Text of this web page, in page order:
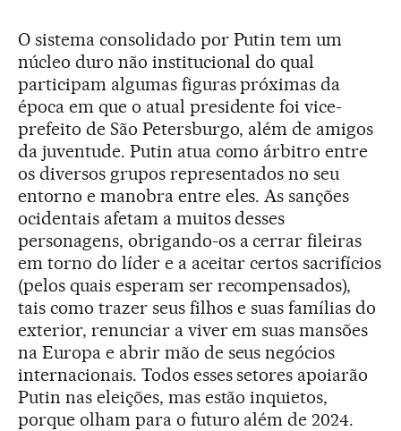
O sistema consolidado por Putin tem um
núcleo duro não institucional do qual
participam algumas figuras próximas da
época em que o atual presidente foi vice-
prefeito de São Petersburgo, além de amigos
da juventude. Putin atua como árbitro entre
os diversos grupos representados no seu
entorno e manobra entre eles. As sanções
ocidentais afetam a muitos desses
personagens, obrigando-os a cerrar fileiras
em torno do líder e a aceitar certos sacrifícios
(pelos quais esperam ser recompensados),
tais como trazer seus filhos e suas famílias do
exterior, renunciar a viver em suas mansões
na Europa e abrir mão de seus negócios
internacionais. Todos esses setores apoiarão
Putin nas eleições, mas estão inquietos,
porque olham para o futuro além de 2024.